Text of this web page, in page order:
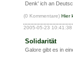
Denk' ich an
(0 Kommentare) Hier
2005-05-23 10:41:38
Solidarität
Galore gibt es in